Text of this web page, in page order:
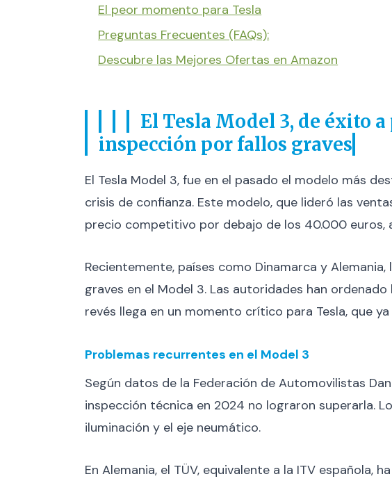
El peor momento para Tesla
Preguntas Frecuentes (FAQs):
Descubre las Mejores Ofertas en Amazon
El Tesla Model 3, de éxito
inspección por fallos graves
El Tesla Model 3, fue en el pasado el modelo más
crisis de confianza. Este modelo, que lideró las
precio competitivo por debajo de los 40.000 euros,
Recientemente, países como Dinamarca y
graves en el Model 3. Las autoridades han
revés llega en un momento crítico para Tesla, que
Problemas recurrentes en el Model 3
Según datos de la Federación de Automovilistas
inspección técnica en 2024 no lograron superarla.
iluminación y el eje neumático.
En Alemania, el TÜV, equivalente a la ITV española,